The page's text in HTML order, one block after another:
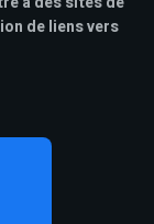
de liens vers